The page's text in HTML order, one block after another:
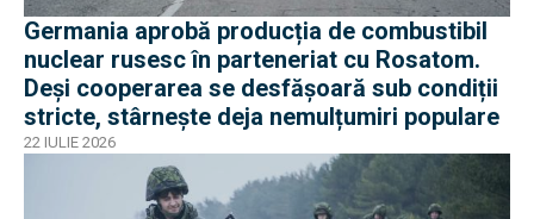
Germania aprobă producția de combustibil
nuclear rusesc în parteneriat cu Rosatom.
Deși cooperarea se desfășoară sub condiții
stricte, stârnește deja nemulțumiri populare
22 IULIE 2026